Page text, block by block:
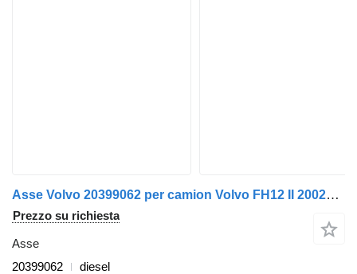
Asse Volvo 20399062 per camion Volvo FH12 II 2002>2008
Prezzo su richiesta
Asse
20399062
diesel